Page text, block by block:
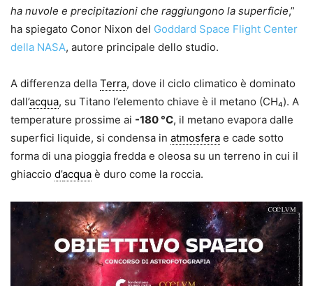
ha nuvole e precipitazioni che raggiungono la superficie,”
ha spiegato Conor Nixon del Goddard Space Flight Center
della NASA, autore principale dello studio.
A differenza della Terra, dove il ciclo climatico è dominato
dall’acqua, su Titano l’elemento chiave è il metano (CH₄). A
temperature prossime ai -180 °C, il metano evapora dalle
superfici liquide, si condensa in atmosfera e cade sotto
forma di una pioggia fredda e oleosa su un terreno in cui il
ghiaccio d’acqua è duro come la roccia.